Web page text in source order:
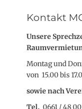
Kontakt
Unsere
Montag und
von 15.00 bis
sowie nach
Tel. 0661 / 48